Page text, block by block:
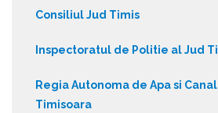
Consiliul Jud Timis
Inspectoratul de Politie al Jud
Regia Autonoma de Apa si
Timisoara